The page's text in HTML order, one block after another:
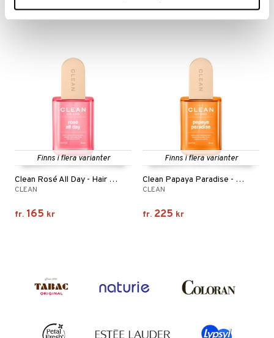
fr.225 kr 499 kr (ord.689kr)
Finns i flera varianter
Clean Rosé All Day - Hair & Body Perfume Mist
CLEAN
fr. 165 kr
Finns i flera varianter
Clean Papaya Paradise - Hair & Body Perfume Mist
CLEAN
fr. 225 kr